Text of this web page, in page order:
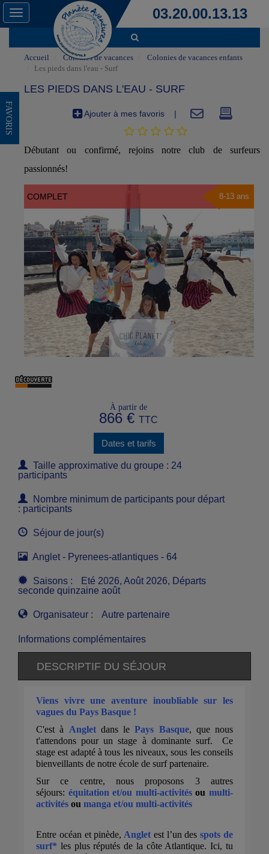
03.20.00.13.13
Toggle
navigation
FAVORIS
Accueil Colonies de vacances
Colonies de vacances enfants
Les pieds dans l'eau - Surf
LES PIEDS DANS L'EAU - SURF
Ajouter à mes favoris |
Débutant ou confirmé, rejoins notre club de surfeurs
passionnés!
COMPLET 8-13 ans
À partir de
866 € TTC
Dates et tarifs
Taille approximative du groupe : 24
participants
Nombre minimum de participants pour départ
: participants
Séjour de jour(s)
Anglet - Pyrenees-atlantiques - 64
Saisons :
Eté 2026, Août 2026, Départs
seconde quinzaine août
Organisateur : Autre partenaire
Informations complémentaires
DESCRIPTIF DU SÉJOUR
Viens vivre une aventure inoubliable sur les
vagues du Pays Basque !
C'est à Angletdans lePays Basque, que nous
t'attendons pour un stage à dominante surf. Ce
stage est adapté à tous les niveaux, sous les conseils
bienveillants de notre école de surf partenaire.
Sur ce centre, nous proposons 3 autres
séjours: équitation et/ou multi-activités ou multi-
activités ou manga et/ou multi-activités
Entre océan et pinède, Anglet est l’un desspots de
surf* les plus réputés de la côte Atlantique. Ici, tu